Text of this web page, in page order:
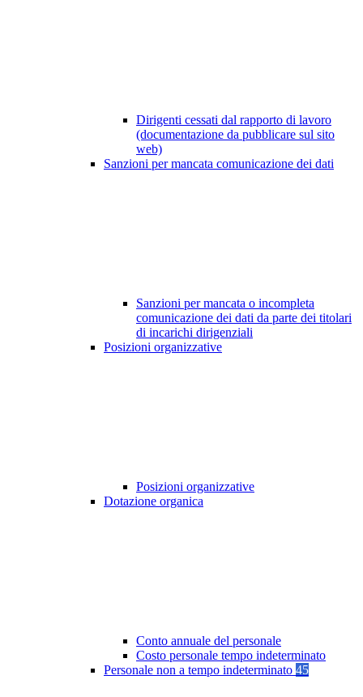
Dirigenti cessati dal rapporto di lavoro
(documentazione da pubblicare sul sito
web)
Sanzioni per mancata comunicazione dei dati
Sanzioni per mancata o incompleta
comunicazione dei dati da parte dei titolari
di incarichi dirigenziali
Posizioni organizzative
Posizioni organizzative
Dotazione organica
Conto annuale del personale
Costo personale tempo indeterminato
Personale non a tempo indeterminato 45